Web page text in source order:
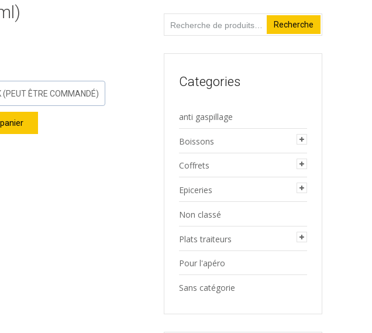
(PEUT ÊTRE COMMANDÉ)
Recherche
pour :
Recherche
Categories
anti gaspillage
Boissons
Coffrets
Epiceries
Non classé
Plats traiteurs
Pour l'apéro
Sans catégorie